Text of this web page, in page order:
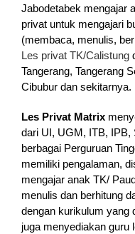
Jabodetabek mengajar
privat untuk mengajari
(membaca, menulis,
Les privat TK/Calistung
Tangerang, Tangerang
Cibubur dan sekitarnya.
Les Privat Matrix
dari UI, UGM, ITB,
berbagai Perguruan
memiliki pengalaman,
mengajar anak TK/
menulis dan berhitung
dengan kurikulum yang
juga menyediakan guru